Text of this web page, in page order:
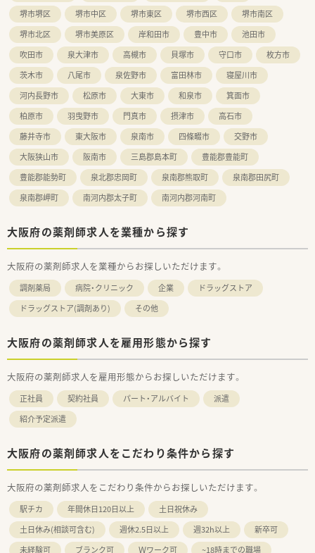
堺市堺区
堺市中区 堺市東区 堺市西区
堺市南区
堺市北区
堺市美原区 岸和田市 豊中市
池田市
吹田市
泉大津市 高槻市 貝塚市 守口市
枚方市
茨木市
八尾市 泉佐野市 富田林市
寝屋川市
河内長野市
松原市 大東市 和泉市
箕面市
柏原市
羽曳野市 門真市 摂津市
高石市
藤井寺市
東大阪市 泉南市 四條畷市
交野市
大阪狭山市
阪南市 三島郡島本町
豊能郡豊能町
豊能郡能勢町
泉北郡忠岡町 泉南郡熊取町
泉南郡田尻町
泉南郡岬町
南河内郡太子町 南河内郡河南町
大阪府の薬剤師求人を業種から探す
大阪府の薬剤師求人を業種からお探しいただけます。
調剤薬局 病院・クリニック 企業
ドラッグストア
ドラッグストア(調剤あり)
その他
大阪府の薬剤師求人を雇用形態から探す
大阪府の薬剤師求人を雇用形態からお探しいただけます。
正社員 契約社員 パート・アルバイト
派遣
紹介予定派遣
大阪府の薬剤師求人をこだわり条件から探す
大阪府の薬剤師求人をこだわり条件からお探しいただけます。
駅チカ 年間休日120日以上
土日祝休み
土日休み(相談可含む)
週休2.5日以上 週32h以上
新卒可
未経験可
ブランク可 Ｗワーク可 ~18時までの職場